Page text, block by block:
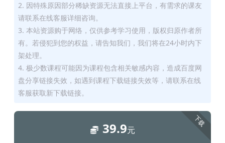
2. 因特殊原因部分稀缺资源无法直接上平台，有需求的课友
请联系在线客服详细咨询。
3. 本站资源购于网络，仅供参考学习使用，版权归原作者所
有。若侵犯到您的权益，请告知我们，我们将在24小时内下
架处理。
4. 极少数课程可能因为课程包含相关敏感内容，造成百度网
盘分享链接失效，如遇到课程下载链接失效等，请联系在线
客服获取新下载链接。
下载
39.9元